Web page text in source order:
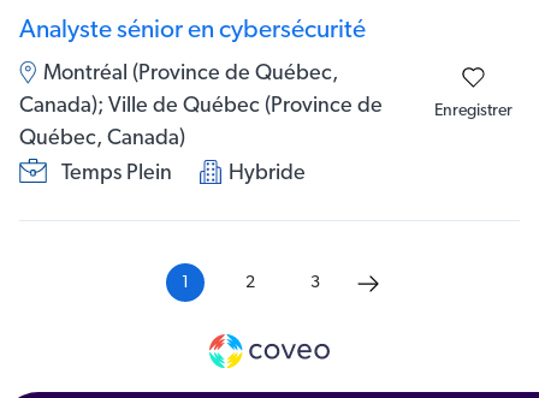
Analyste sénior en cybersécurité
Montréal (Province de Québec,
Canada); Ville de Québec (Province de
Québec, Canada)
Temps Plein
Hybride
Enregistrer
1 2 3